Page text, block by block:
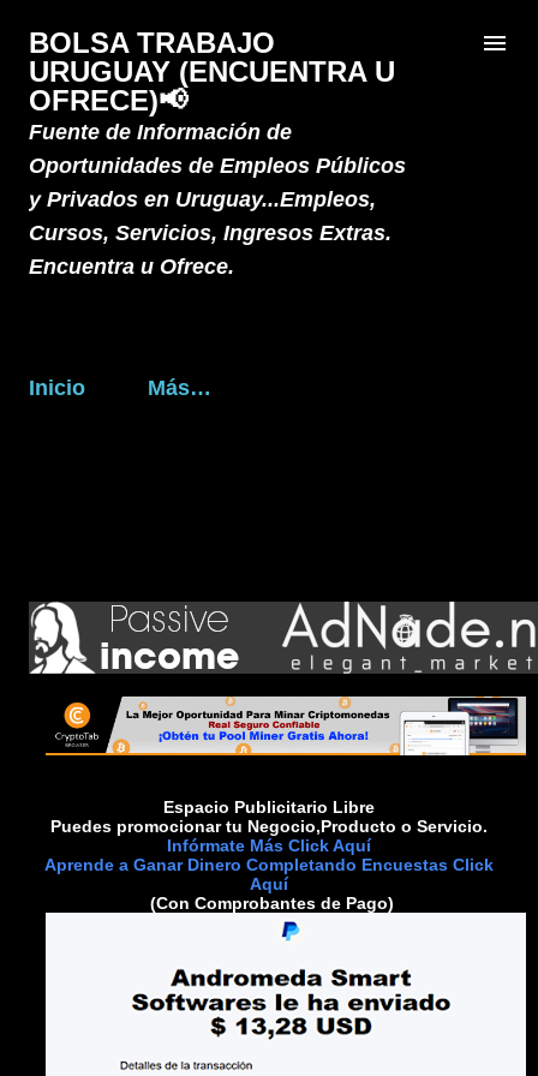
Ir al contenido principal
BOLSA TRABAJO
URUGUAY (ENCUENTRA U
OFRECE)📢
Fuente de Información de
Oportunidades de Empleos Públicos
y Privados en Uruguay...Empleos,
Cursos, Servicios, Ingresos Extras.
Encuentra u Ofrece.
Inicio Más…
Espacio Publicitario Libre
Puedes promocionar tu Negocio,Producto o Servicio.
Infórmate Más Click Aquí
Aprende a Ganar Dinero Completando Encuestas Click
Aquí
(Con Comprobantes de Pago)